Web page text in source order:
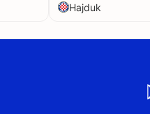
Hajduk